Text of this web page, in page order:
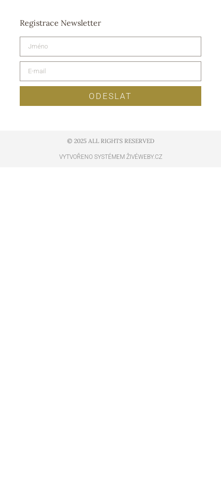
Registrace Newsletter
ODESLAT
© 2025 ALL RIGHTS RESERVED​
VYTVOŘENO SYSTÉMEM ŽIVÉWEBY.CZ